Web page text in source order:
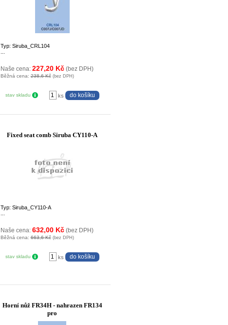
Typ: Siruba_CRL104
Naše cena: 227,20 Kč (bez DPH)
Běžná cena:238,6 Kč (bez DPH)
stav skladu ks
Fixed seat comb Siruba CY110-A
Typ: Siruba_CY110-A
Naše cena: 632,00 Kč (bez DPH)
Běžná cena:663,6 Kč (bez DPH)
stav skladu ks
Horní nůž FR34H - nahrazen FR134
pro